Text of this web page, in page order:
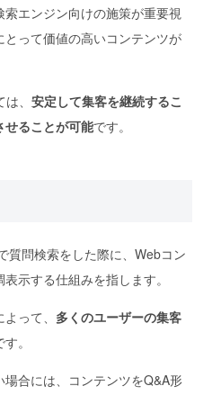
エンジン向けの施策が重要視
って価値の高いコンテンツが
は、安定して集客を継続するこ
せることが可能です。
質問検索をした際に、Webコン
表示する仕組みを指します。
って、 多くのユーザーの集客
。
合には、コンテンツをQ&A形